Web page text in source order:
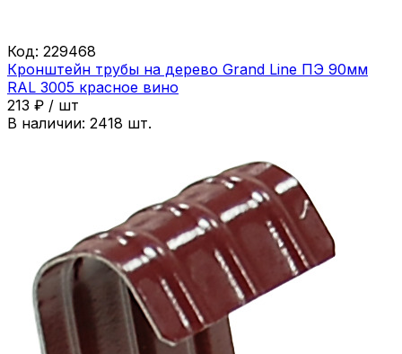
Код: 229468
Кронштейн трубы на дерево Grand Line ПЭ 90мм
RAL 3005 красное вино
213 ₽ / шт
В наличии: 2418 шт.